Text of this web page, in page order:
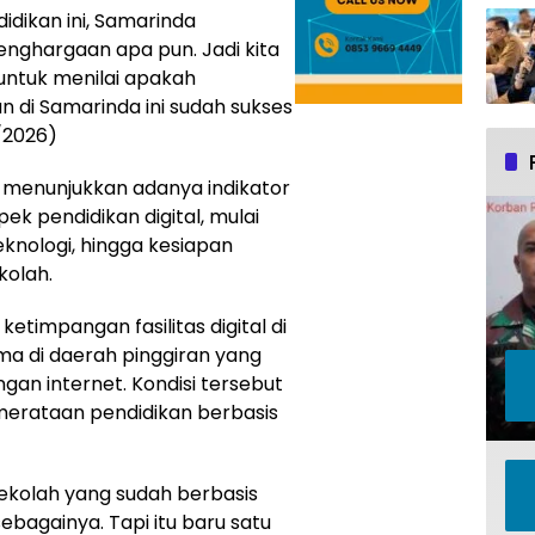
ini, Samarinda
apa pun. Jadi kita
menilai apakah
Samarinda ini sudah sukses
adanya indikator
pendidikan digital, mulai
hingga kesiapan
fasilitas digital di
di daerah pinggiran yang
internet. Kondisi tersebut
pendidikan berbasis
yang sudah berbasis
Tapi itu baru satu